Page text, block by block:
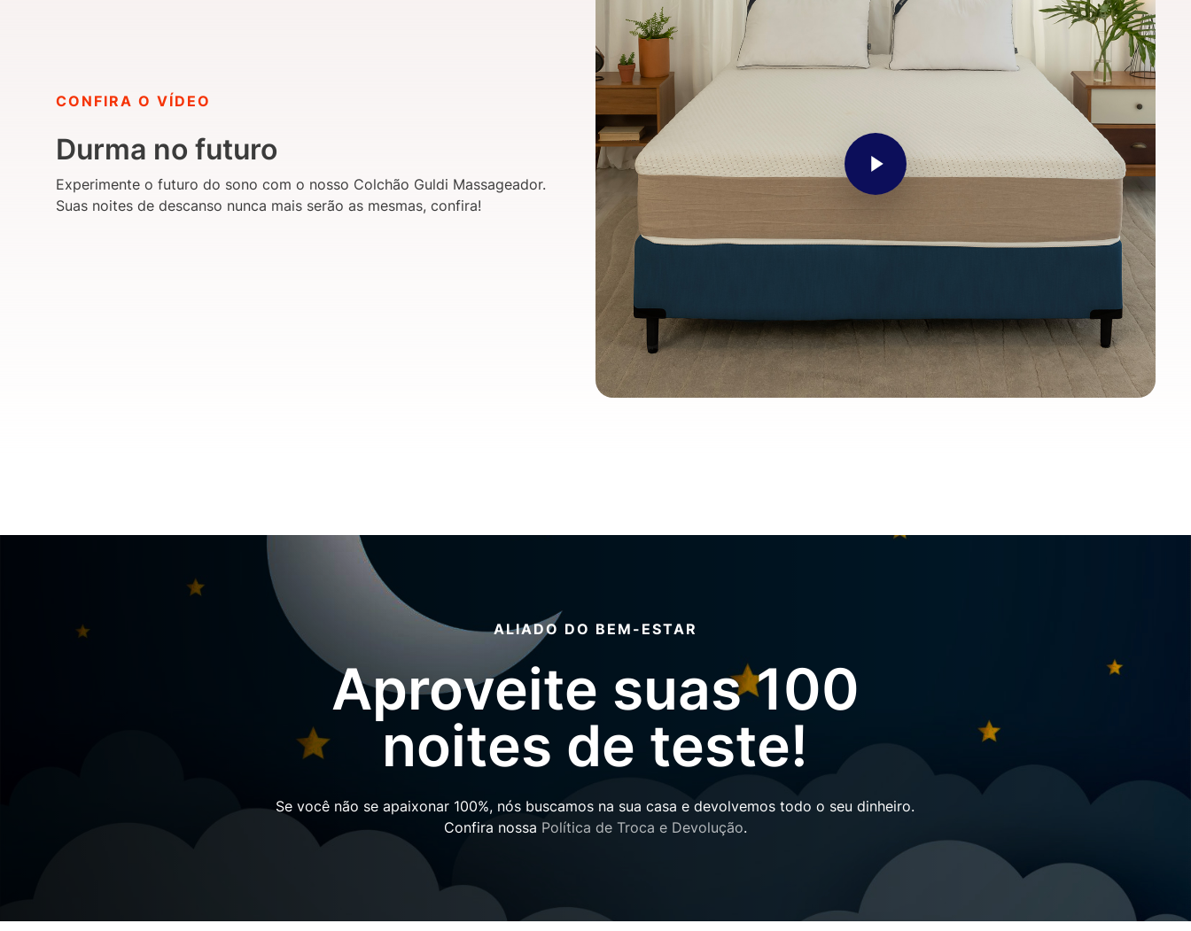
CONFIRA O VÍDEO
Durma no futuro
Experimente o futuro do sono com o nosso Colchão Guldi Massageador.
Suas noites de descanso nunca mais serão as mesmas, confira!
Play Video
ALIADO DO BEM-ESTAR
Aproveite suas 100
noites de teste!
Se você não se apaixonar 100%, nós buscamos na sua casa e devolvemos todo o seu dinheiro.
Confira nossa Política de Troca e Devolução.